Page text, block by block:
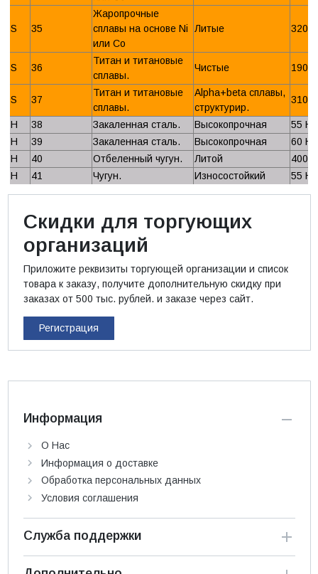
S 35
Жаропрочные
сплавы на основе Ni
или Со
Литые 320
S 36
Титан и титановые
сплавы.
Чистые 190
S 37
Титан и титановые
сплавы.
Alpha+beta сплавы,
структурир.
310
H 38 Закаленная сталь. Высокопрочная
55
H
39 Закаленная сталь. Высокопрочная
60
H
40 Отбеленный чугун. Литой
400
H
41 Чугун. Износостойкий 55
Скидки для торгующих
организаций
Приложите реквизиты торгующей организации и список
товара к заказу, получите дополнительную скидку при
заказах от 500 тыс. рублей. и заказе через сайт.
Регистрация
Информация
О Нас
Информация о доставке
Обработка персональных данных
Условия соглашения
Служба поддержки